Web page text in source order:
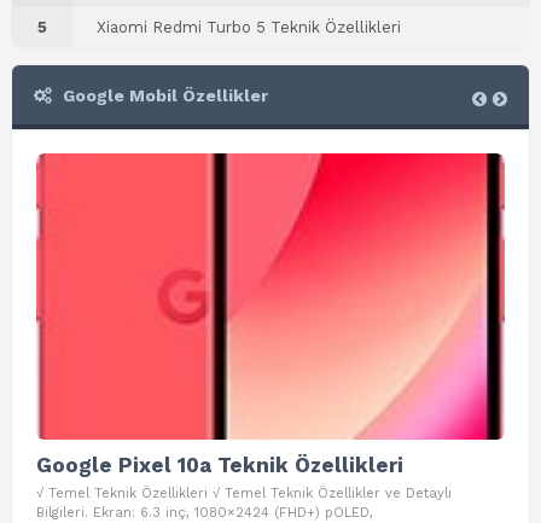
5 Xiaomi Redmi Turbo 5 Teknik Özellikleri
Google Mobil Özellikler
Google Pixel 10a Teknik Özellikleri
√ Temel Teknik Özellikleri √ Temel Teknik Özellikler ve Detaylı
Bilgileri. Ekran: 6.3 inç, 1080×2424 (FHD+) pOLED,